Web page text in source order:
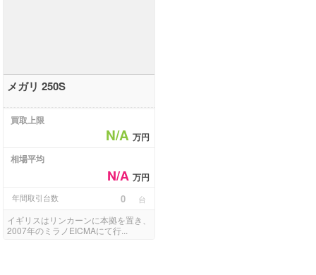
メガリ 250S
買取上限
N/A万円
相場平均
N/A万円
年間取引台数 0 台
イギリスはリンカーンに本拠を置き、
2007年のミラノEICMAにて行...